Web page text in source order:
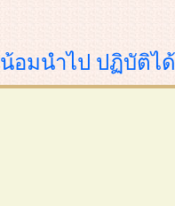
น้อมนำไป ปฏิบัติได้